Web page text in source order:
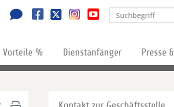
Vorteile % Dienstanfänger Presse